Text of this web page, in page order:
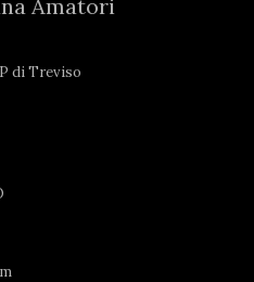
Amatori
di Treviso